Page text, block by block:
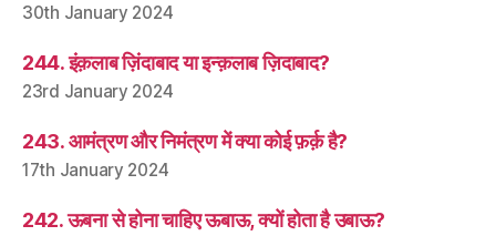
30th January 2024
244. इंक़लाब ज़िंदाबाद या इन्क़लाब ज़िदाबाद?
23rd January 2024
243. आमंत्रण और निमंत्रण में क्या कोई फ़र्क़ है?
17th January 2024
242. ऊबना से होना चाहिए ऊबाऊ, क्यों होता है उबाऊ?